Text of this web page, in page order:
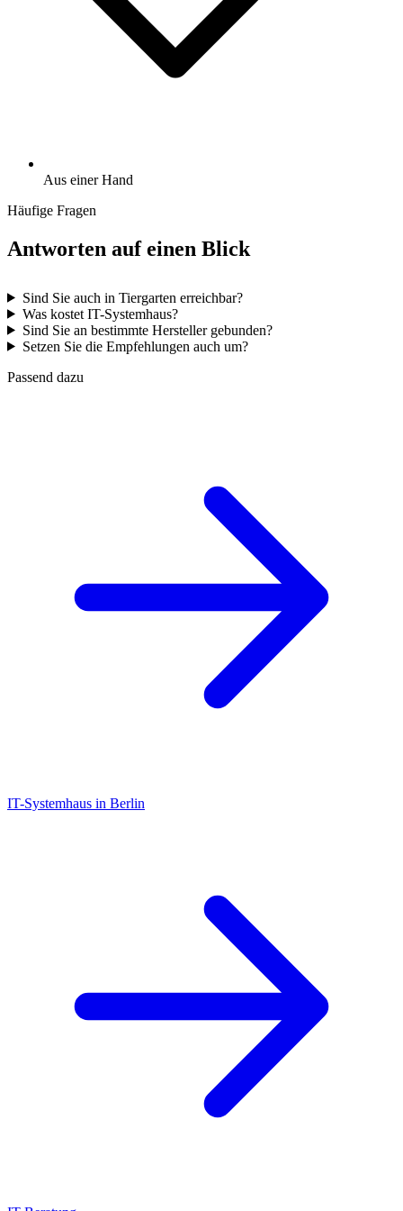
Aus einer Hand
Häufige Fragen
Antworten auf einen Blick
Sind Sie auch in Tiergarten erreichbar?
Was kostet IT-Systemhaus?
Sind Sie an bestimmte Hersteller gebunden?
Setzen Sie die Empfehlungen auch um?
Passend dazu
IT-Systemhaus in Berlin